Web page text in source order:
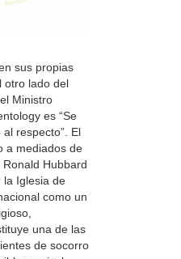
sus propias
otro lado del
Ministro
es “Se
al respecto”. El
a mediados de
Hubbard
la Iglesia de
como un
una de las
de socorro